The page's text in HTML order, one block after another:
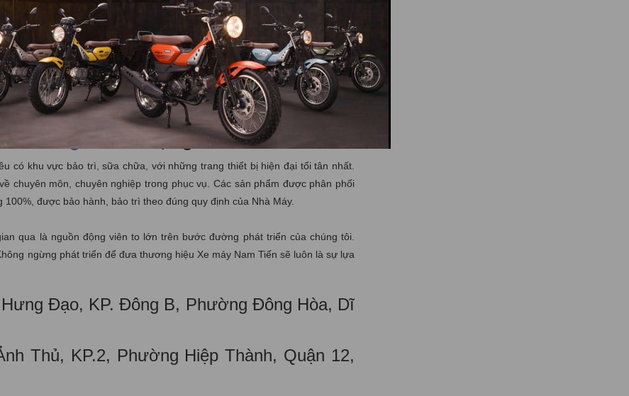
mức giá mua bán trên thị trường rẻ,… Nên đã nhanh chóng thu hút sự chú ý
thời điểm hiện tại, Yamaha janus vẫn là sự lựa chọn tối hoàn hảo cho người
nhật thêm nhiều công nghệ mới cho phù hợp với xu hướng. Vậy còn chần
tín Nam tiến để mua xe janus chính hãng về sử dụng.
hãng về sử dụng
có khu vực bảo trì, sữa chữa, với những trang thiết bị hiện đại tối tân nhất.
chuyên môn, chuyên nghiệp trong phục vụ. Các sản phẩm được phân phối
được bảo hành, bảo trì theo đúng quy định của Nhà Máy.
qua là nguồn động viên to lớn trên bước đường phát triển của chúng tôi.
ngừng phát triển để đưa thương hiệu Xe máy Nam Tiến sẽ luôn là sự lựa
Đạo, KP. Đông B, Phường Đông Hòa, Dĩ
Thủ, KP.2, Phường Hiệp Thành, Quận 12,